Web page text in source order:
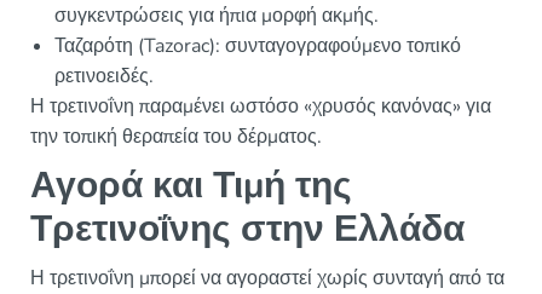
συγκεντρώσεις για ήπια μορφή ακμής.
Ταζαρότη (Tazorac): συνταγογραφούμενο τοπικό
ρετινοειδές.
Η τρετινοΐνη παραμένει ωστόσο «χρυσός κανόνας» για
την τοπική θεραπεία του δέρματος.
Αγορά και Τιμή της
Τρετινοΐνης στην Ελλάδα
Η τρετινοΐνη μπορεί να αγοραστεί χωρίς συνταγή από τα